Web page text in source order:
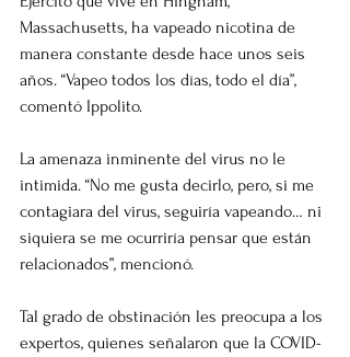
Massachusetts, ha vapeado nicotina de
manera constante desde hace unos seis
años. “Vapeo todos los días, todo el día”,
comentó Ippolito.
La amenaza inminente del virus no le
intimida. “No me gusta decirlo, pero, si me
contagiara del virus, seguiría vapeando… ni
siquiera se me ocurriría pensar que están
relacionados”, mencionó.
Tal grado de obstinación les preocupa a los
expertos, quienes señalaron que la COVID-